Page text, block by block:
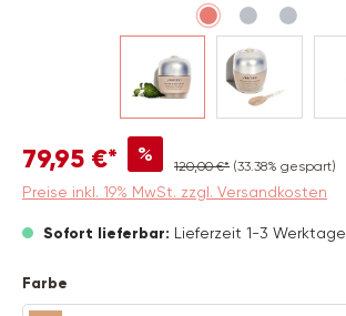
79,95 €* % 120,00 €* (33.38% gespart)
Preise inkl. 19% MwSt. zzgl. Versandkosten
Sofort lieferbar: Lieferzeit 1-3 Werktage
Farbe